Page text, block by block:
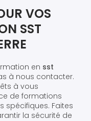
VOS
SST
en sst
à nous contacter.
à vous
de formations
spécifiques. Faites
la sécurité de